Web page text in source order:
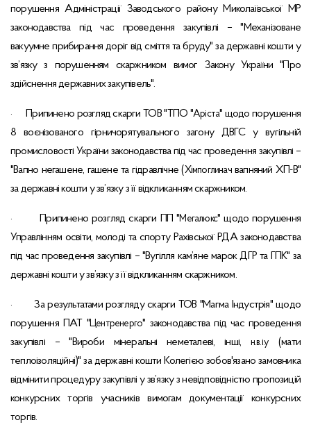
порушення Адміністрації Заводського району Миколаївської МР
законодавства під час проведення закупівлі – "Механізоване
вакуумне прибирання доріг від сміття та бруду" за державні кошти у
зв’язку з порушенням скаржником вимог Закону України "Про
здійснення державних закупівель".
· Припинено розгляд скарги ТОВ "ТПО "Аріста" щодо порушення
8 воєнізованого гірничорятувального загону ДВГС у вугільній
промисловості України законодавства під час проведення закупівлі –
"Вапно негашене, гашене та гідравлічне (Хімпоглиначвапняний ХП-В"
за державні кошти у зв’язку з її відкликанням скаржником.
· Припинено розгляд скарги ПП "Мегалюкс" щодо порушення
Управлінням освіти, молоді та спорту Рахівської РДА законодавства
під час проведення закупівлі – "Вугілля кам’яне марок ДГР та ГПК" за
державні кошти у зв’язку з її відкликанням скаржником.
·
За результатами розгляду скарги ТОВ "Магма Індустрія" щодо
порушення ПАТ "Центренерго" законодавства під час проведення
закупівлі – "Вироби мінеральні неметалеві, інші, н.в.і.у (мати
теплоізоляційні)" за державні кошти Колегією зобов'язано замовника
відмінити процедуру закупівлі у зв’язку з невідповідністю пропозицій
конкурсних торгів учасників вимогам документації конкурсних
торгів.